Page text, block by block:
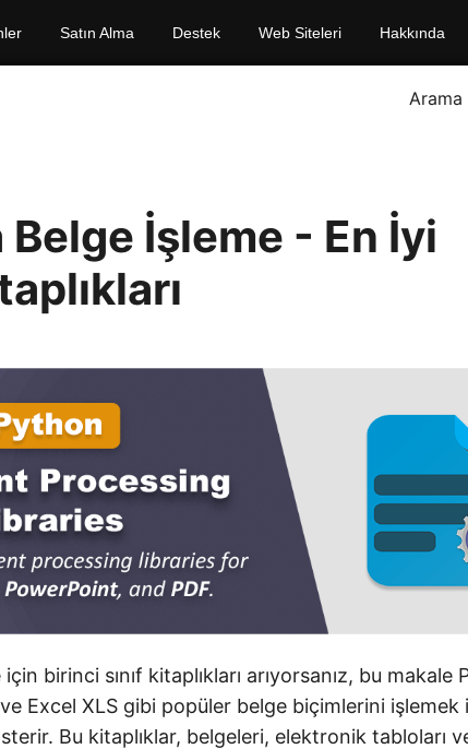
Satın Alma Destek Web Siteleri Hakkında
Arama
İşleme - En İyi
birinci sınıf kitaplıkları arıyorsanız, bu makale
Excel XLS gibi popüler belge biçimlerini işlemek
Bu kitaplıklar, belgeleri, elektronik tabloları